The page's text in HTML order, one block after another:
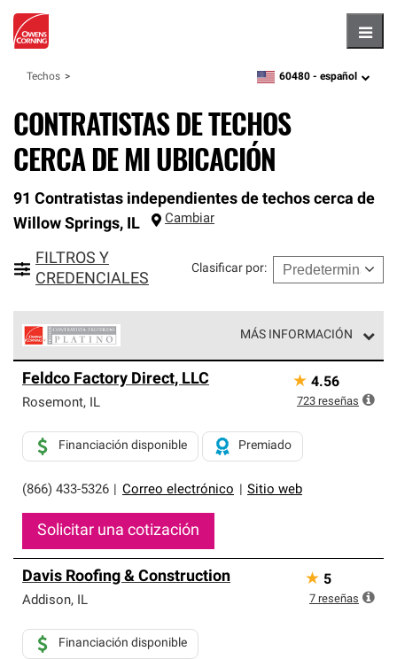
Techos zipcode,language
60480 - español
CONTRATISTAS DE TECHOS
CERCA DE MI UBICACIÓN
91 Contratistas independientes de techos cerca de
Willow Springs, IL Cambiar
FILTROS Y
CREDENCIALES
Clasificar por:
MÁS INFORMACIÓN
Corning constituyen el nivel superior de nuestra red
exclusiva y cumplen con estándares estrictos de
Solo ellos pueden ofrecer nuestra mejor garantía de
sistemas de techos.
Feldco Factory Direct, LLC
Rosemont, IL
(866) 433-5326 Correo electrónico Sitio web
Financiación disponible Premiado
Solicitar una cotización
★ 4.56
723 reseñas
Davis Roofing & Construction
Addison, IL
Financiación disponible
★ 5
7 reseñas